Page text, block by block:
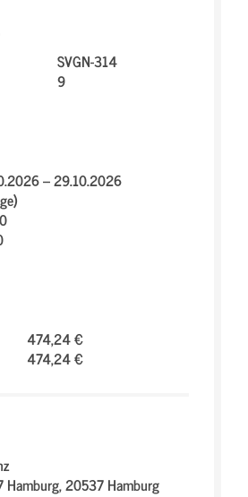
SVGN-314
9
– 29.10.2026
474,24 €
474,24 €
Hamburg,20537 Hamburg